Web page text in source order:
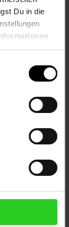
Du in die
Weinwelt